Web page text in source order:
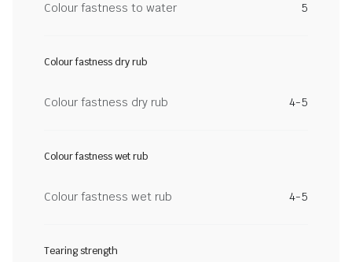
Colour fastness to water 5
Colour fastness dry rub
Colour fastness dry rub 4-5
Colour fastness wet rub
Colour fastness wet rub 4-5
Tearing strength